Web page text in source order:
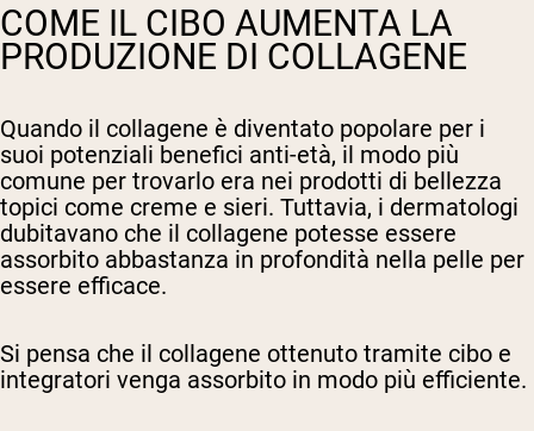
COME IL CIBO AUMENTA LA
PRODUZIONE DI COLLAGENE
Quando il collagene è diventato popolare per i
suoi potenziali benefici anti-età, il modo più
comune per trovarlo era nei prodotti di bellezza
topici come creme e sieri. Tuttavia, i dermatologi
dubitavano che il collagene potesse essere
assorbito abbastanza in profondità nella pelle per
essere efficace.
Si pensa che il collagene ottenuto tramite cibo e
integratori venga assorbito in modo più efficiente.